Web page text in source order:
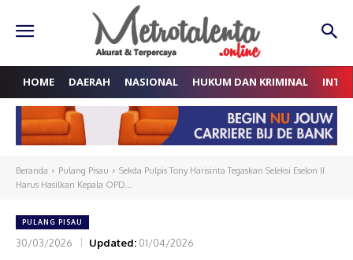
HOME DAERAH NASIONAL HUKUM DAN KRIMINAL
Beranda Pulang Pisau
Sekda Pulpis Tony Harisinta Tegaskan Seleksi Eselon II
Harus Hasilkan Kepala OPD...
PULANG PISAU
30/03/2026 Updated: 01/04/2026